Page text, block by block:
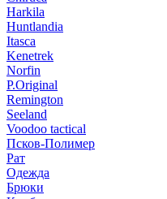
Harkila
Huntlandia
Itasca
Kenetrek
Norfin
P.Original
Remington
Seeland
Voodoo tactical
Псков-Полимер
Рат
Одежда
Брюки